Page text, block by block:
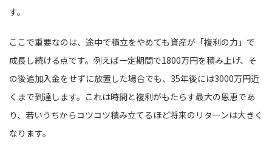
す。
ここで重要なのは、途中で積立をやめても資産が「複利の力」で
成長し続ける点です。例えば一定期間で1800万円を積み上げ、そ
の後追加入金をせずに放置した場合でも、35年後には3000万円近
くまで到達します。これは時間と複利がもたらす最大の恩恵であ
り、若いうちからコツコツ積み立てるほど将来のリターンは大きく
なります。